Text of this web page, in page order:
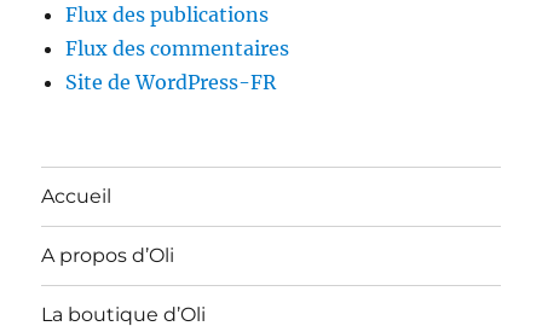
Flux des publications
Flux des commentaires
Site de WordPress-FR
Accueil
A propos d’Oli
La boutique d’Oli